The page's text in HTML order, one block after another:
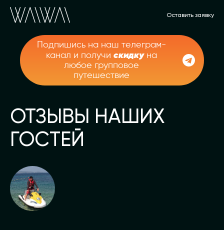
Оставить заявку
Подпишись на наш телеграм-
канал и получи скидкуна
любое групповое
путешествие
ОТЗЫВЫ НАШИХ
ГОСТЕЙ